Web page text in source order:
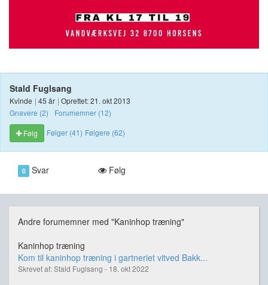
Stald Fuglsang
Kvinde | 45 år | Oprettet: 21. okt 2013
Gnavere (2)
Forumemner (12)
Følg
Følger (41) Følgere (62)
0 Svar Følg
Andre forumemner med "Kaninhop træning"
Kaninhop træning
Kom til kaninhop træning i gartneriet vitved Bakk...
Skrevet af: Stald Fuglsang - 18. okt 2022